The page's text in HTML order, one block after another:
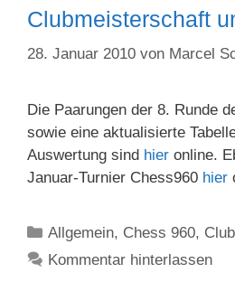
Clubmeisterschaft
28. Januar 2010 von Marcel
Die Paarungen der 8. Runde
sowie eine aktualisierte
Auswertung sind hier online.
Januar-Turnier Chess960 hier
Kategorien
Allgemein, Chess 960,
Kommentar hinterlassen